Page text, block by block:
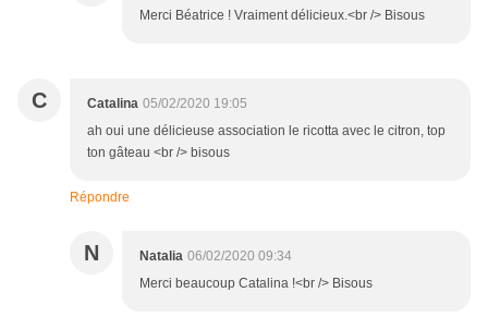
Merci Béatrice ! Vraiment délicieux.<br /> Bisous
C Catalina 05/02/2020 19:05
ah oui une délicieuse association le ricotta avec le citron, top
ton gâteau <br /> bisous
Répondre
N Natalia 06/02/2020 09:34
Merci beaucoup Catalina !<br /> Bisous